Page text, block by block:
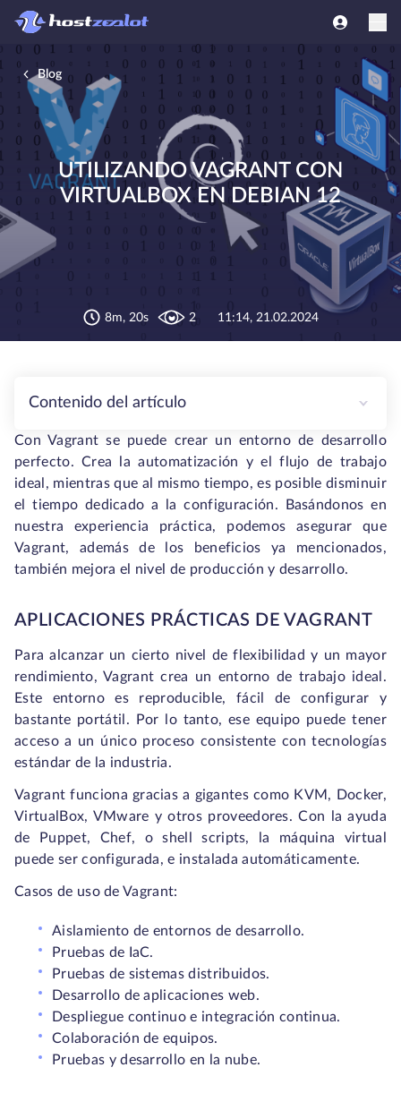
Blog
UTILIZANDO VAGRANT CON
VIRTUALBOX EN DEBIAN 12
8m, 20s 2 11:14, 21.02.2024
Contenido del artículo
Con Vagrant se puede crear un entorno de desarrollo
perfecto. Crea la automatización y el flujo de trabajo
ideal, mientras que al mismo tiempo, es posible disminuir
el tiempo dedicado a la configuración. Basándonos en
nuestra experiencia práctica, podemos asegurar que
Vagrant, además de los beneficios ya mencionados,
también mejora el nivel de producción y desarrollo.
APLICACIONES PRÁCTICAS DE VAGRANT
Para alcanzar un cierto nivel de flexibilidad y un mayor
rendimiento, Vagrant crea un entorno de trabajo ideal.
Este entorno es reproducible, fácil de configurar y
bastante portátil. Por lo tanto, ese equipo puede tener
acceso a un único proceso consistente con tecnologías
estándar de la industria.
Vagrant funciona gracias a gigantes como KVM, Docker,
VirtualBox, VMware y otros proveedores. Con la ayuda
de Puppet, Chef, o shell scripts, la máquina virtual
puede ser configurada, e instalada automáticamente.
Casos de uso de Vagrant:
Aislamiento de entornos de desarrollo.
Pruebas de IaC.
Pruebas de sistemas distribuidos.
Desarrollo de aplicaciones web.
Despliegue continuo e integración continua.
Colaboración de equipos.
Pruebas y desarrollo en la nube.